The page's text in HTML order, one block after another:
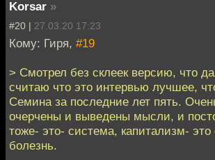
Korsar »
#20 | 27.03.20 17:23
Кому: Гиря, #19
> Смотрел без склеек версию, что
считаю что это интервью лучшее,
Семина за последние лет пять.
очерчены и выведены мысли, и
тоже- это- система, капитализм- это
болезнь.